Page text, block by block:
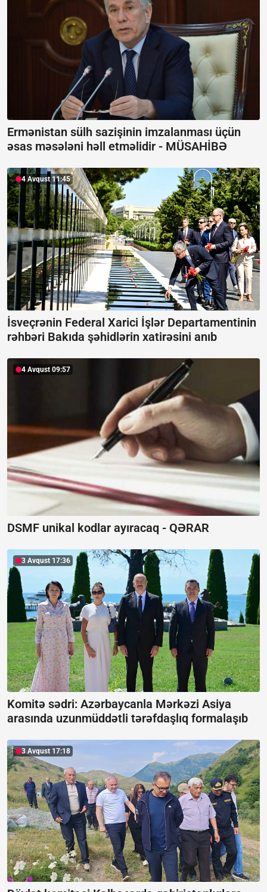
Ermənistan sülh sazişinin imzalanması üçün
əsas məsələni həll etməlidir - MÜSAHİBƏ
4 Avqust 11:45
İsveçrənin Federal Xarici İşlər Departamentinin
rəhbəri Bakıda şəhidlərin xatirəsini anıb
4 Avqust 09:57
DSMF unikal kodlar ayıracaq - QƏRAR
3 Avqust 17:36
Komitə sədri: Azərbaycanla Mərkəzi Asiya
arasında uzunmüddətli tərəfdaşlıq formalaşıb
3 Avqust 17:18